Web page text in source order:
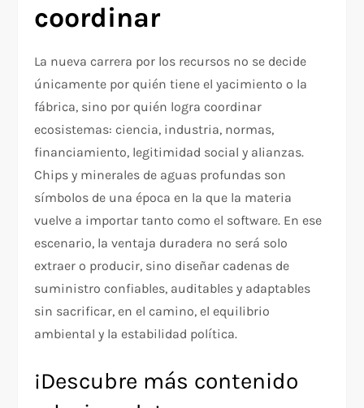
coordinar
La nueva carrera por los recursos no se decide
únicamente por quién tiene el yacimiento o la
fábrica, sino por quién logra coordinar
ecosistemas: ciencia, industria, normas,
financiamiento, legitimidad social y alianzas.
Chips y minerales de aguas profundas son
símbolos de una época en la que la materia
vuelve a importar tanto como el software. En ese
escenario, la ventaja duradera no será solo
extraer o producir, sino diseñar cadenas de
suministro confiables, auditables y adaptables
sin sacrificar, en el camino, el equilibrio
ambiental y la estabilidad política.
¡Descubre más contenido